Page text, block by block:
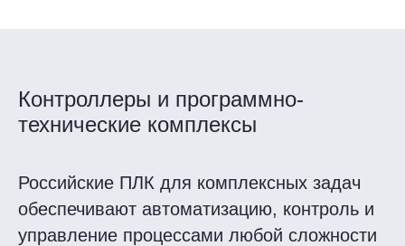
Контроллеры и программно-
технические комплексы
Российские ПЛК для комплексных задач
обеспечивают автоматизацию, контроль и
управление процессами любой сложности